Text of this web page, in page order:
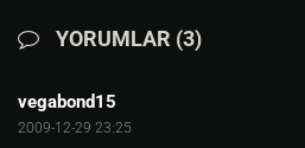
YORUMLAR (3)
vegabond15
2009-12-29 23:25